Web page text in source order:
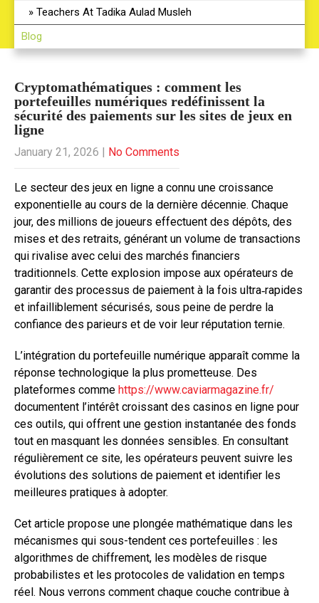
Teachers At Tadika Aulad Musleh
Blog
Cryptomathématiques : comment les
portefeuilles numériques redéfinissent la
sécurité des paiements sur les sites de jeux en
ligne
January 21, 2026 | No Comments
Le secteur des jeux en ligne a connu une croissance
exponentielle au cours de la dernière décennie. Chaque
jour, des millions de joueurs effectuent des dépôts, des
mises et des retraits, générant un volume de transactions
qui rivalise avec celui des marchés financiers
traditionnels. Cette explosion impose aux opérateurs de
garantir des processus de paiement à la fois ultra‑rapides
et infailliblement sécurisés, sous peine de perdre la
confiance des parieurs et de voir leur réputation ternie.
L’intégration du portefeuille numérique apparaît comme la
réponse technologique la plus prometteuse. Des
plateformes comme https://www.caviarmagazine.fr/
documentent l’intérêt croissant des casinos en ligne pour
ces outils, qui offrent une gestion instantanée des fonds
tout en masquant les données sensibles. En consultant
régulièrement ce site, les opérateurs peuvent suivre les
évolutions des solutions de paiement et identifier les
meilleures pratiques à adopter.
Cet article propose une plongée mathématique dans les
mécanismes qui sous-tendent ces portefeuilles : les
algorithmes de chiffrement, les modèles de risque
probabilistes et les protocoles de validation en temps
réel. Nous verrons comment chaque couche contribue à